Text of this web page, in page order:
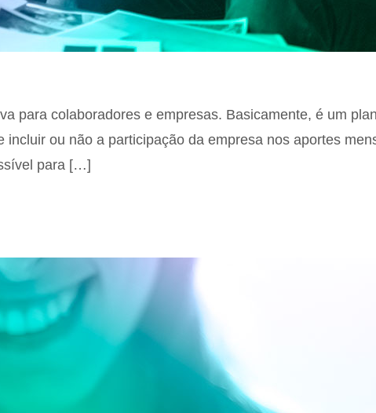
para colaboradores e empresas. Basicamente, é um
ou não a participação da empresa nos aportes
para […]